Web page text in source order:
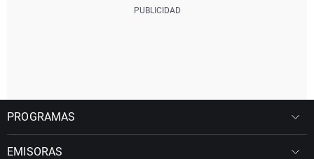
PROGRAMAS
EMISORAS